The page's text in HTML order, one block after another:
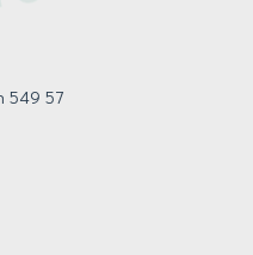
549 57